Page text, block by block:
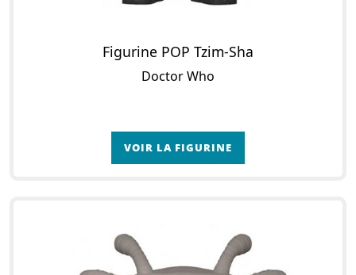
Figurine POP Tzim-Sha
Doctor Who
VOIR LA FIGURINE